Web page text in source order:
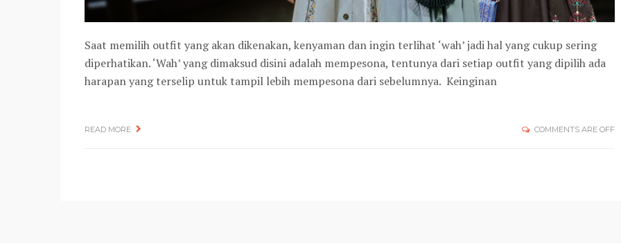
Saat memilih outfit yang akan dikenakan, kenyaman dan ingin terlihat ‘wah’ jadi hal yang cukup sering
diperhatikan. ‘Wah’ yang dimaksud disini adalah mempesona, tentunya dari setiap outfit yang dipilih ada
harapan yang terselip untuk tampil lebih mempesona dari sebelumnya. Keinginan
READ MORE COMMENTS ARE OFF